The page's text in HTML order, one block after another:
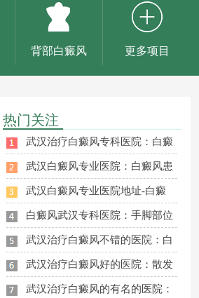
背部白癜风 更多项目
热门关注
武汉治疗白癜风专科医院：白癜
武汉白癜风专业医院：白癜风患
武汉白癜风专业医院地址-白癜
白癜风武汉专科医院：手脚部位
武汉治疗白癜风不错的医院：白
武汉治疗白癜风好的医院：散发
武汉治疗白癜风的有名的医院：